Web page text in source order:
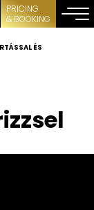
PRICING
& BOOKING
ÉS